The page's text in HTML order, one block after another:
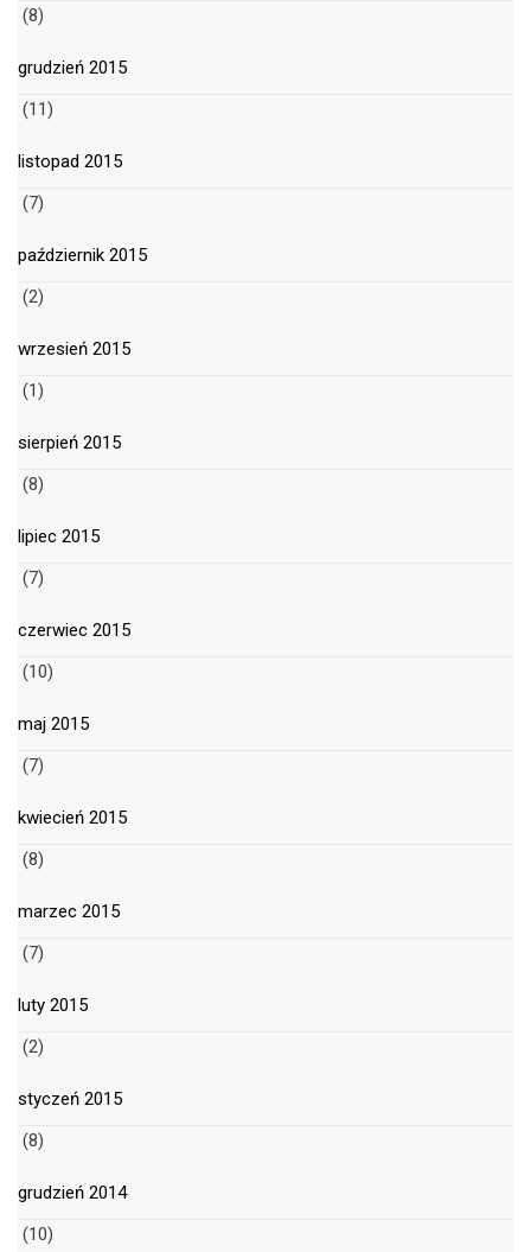
(8)
grudzień 2015
(11)
listopad 2015
(7)
październik 2015
(2)
wrzesień 2015
(1)
sierpień 2015
(8)
lipiec 2015
(7)
czerwiec 2015
(10)
maj 2015
(7)
kwiecień 2015
(8)
marzec 2015
(7)
luty 2015
(2)
styczeń 2015
(8)
grudzień 2014
(10)